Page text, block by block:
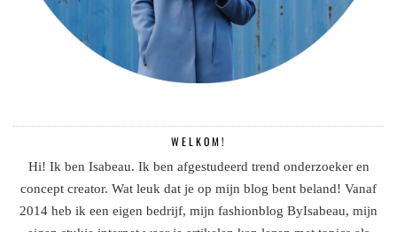
WELKOM!
Hi! Ik ben Isabeau. Ik ben afgestudeerd trend onderzoeker en
concept creator. Wat leuk dat je op mijn blog bent beland! Vanaf
2014 heb ik een eigen bedrijf, mijn fashionblog ByIsabeau, mijn